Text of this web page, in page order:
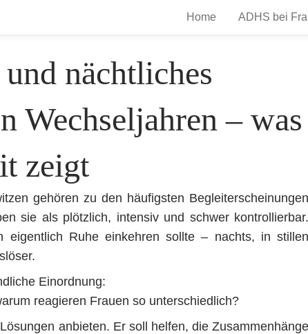
Home ADHS bei
nächtliches
Wechseljahren – was
zeigt
gehören zu den häufigsten Begleiterscheinungen
sie als plötzlich, intensiv und schwer kontrollierbar.
Ruhe einkehren sollte – nachts, in stillen
Einordnung:
reagieren Frauen so unterschiedlich?
anbieten. Er soll helfen, die Zusammenhänge